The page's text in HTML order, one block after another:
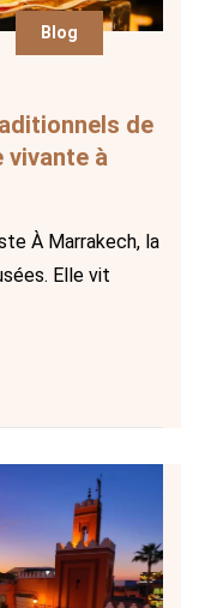
Blog
de
vivante à
À Marrakech, la
Elle vit